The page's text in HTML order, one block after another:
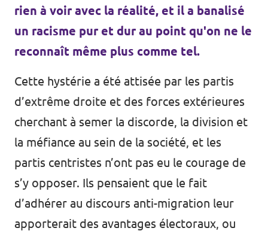
rien à voir avec la réalité, et il a banalisé
un racisme pur et dur au point qu'on ne le
reconnaît même plus comme tel.
Cette hystérie a été attisée par les partis
d’extrême droite et des forces extérieures
cherchant à semer la discorde, la division et
la méfiance au sein de la société, et les
partis centristes n’ont pas eu le courage de
s’y opposer. Ils pensaient que le fait
d’adhérer au discours anti-migration leur
apporterait des avantages électoraux, ou